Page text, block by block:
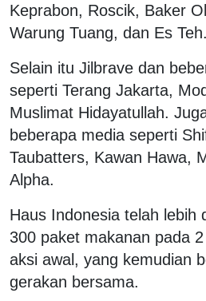
Keprabon, Roscik, Baker
Warung Tuang, dan Es Teh.
Selain itu Jilbrave dan
seperti Terang Jakarta,
Muslimat Hidayatullah.
beberapa media seperti
Taubatters, Kawan Hawa,
Alpha.
Haus Indonesia telah lebih
300 paket makanan pada
aksi awal, yang kemudian
gerakan bersama.